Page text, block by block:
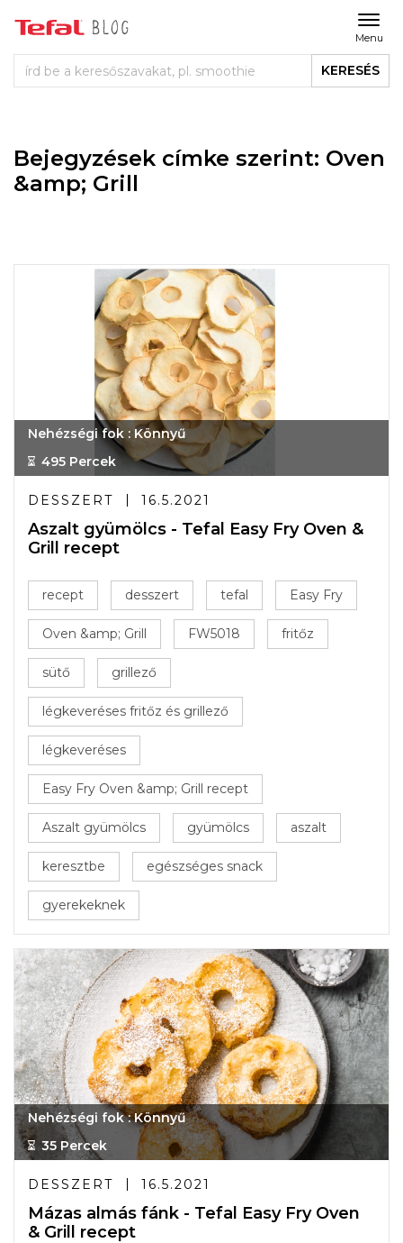
Menu
KERESÉS
Bejegyzések címke szerint: Oven
&amp; Grill
Nehézségi fok : Könnyű
495 Percek
DESSZERT 16.5.2021
Aszalt gyümölcs - Tefal Easy Fry Oven &
Grill recept
recept desszert tefal Easy Fry
Oven &amp; Grill FW5018 fritőz
sütő grillező
légkeveréses fritőz és grillező
légkeveréses
Easy Fry Oven &amp; Grill recept
Aszalt gyümölcs gyümölcs aszalt
keresztbe egészséges snack
gyerekeknek
Nehézségi fok : Könnyű
35 Percek
DESSZERT 16.5.2021
Mázas almás fánk - Tefal Easy Fry Oven
& Grill recept